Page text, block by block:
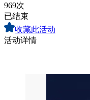
969次
已结束
收藏此活动
活动详情